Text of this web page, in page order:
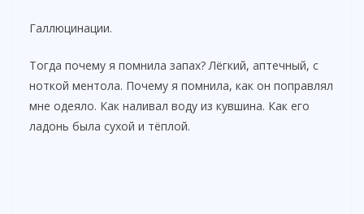
Галлюцинации.
Тогда почему я помнила запах? Лёгкий, аптечный, с
ноткой ментола. Почему я помнила, как он поправлял
мне одеяло. Как наливал воду из кувшина. Как его
ладонь была сухой и тёплой.